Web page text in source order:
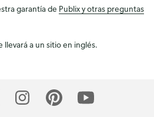
garantía de Publix y otras preguntas
a un sitio en inglés.